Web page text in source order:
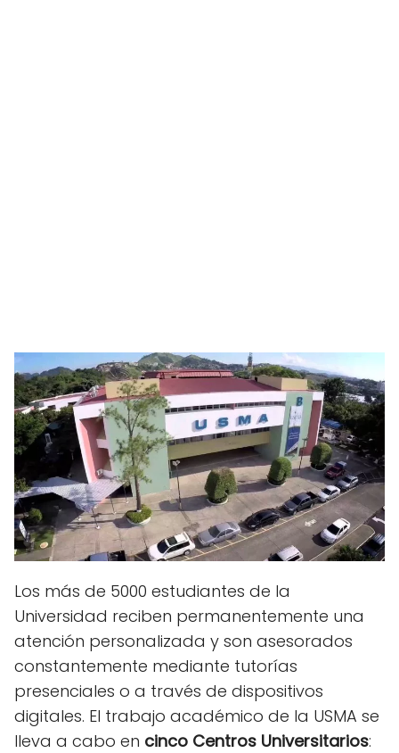
Los más de 5000 estudiantes de la
Universidad reciben permanentemente una
atención personalizada y son asesorados
constantemente mediante tutorías
presenciales o a través de dispositivos
digitales. El trabajo académico de la USMA se
lleva a cabo en cinco Centros Universitarios: